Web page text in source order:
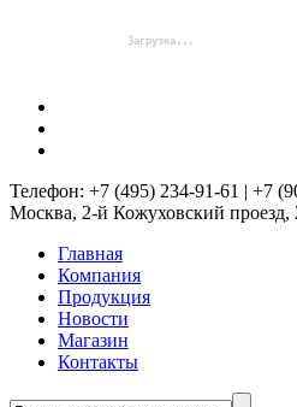
Телефон: +7 (495) 234-91-61 | +7
Москва, 2-й Кожуховский проезд,
Главная
Компания
Продукция
Новости
Магазин
Контакты